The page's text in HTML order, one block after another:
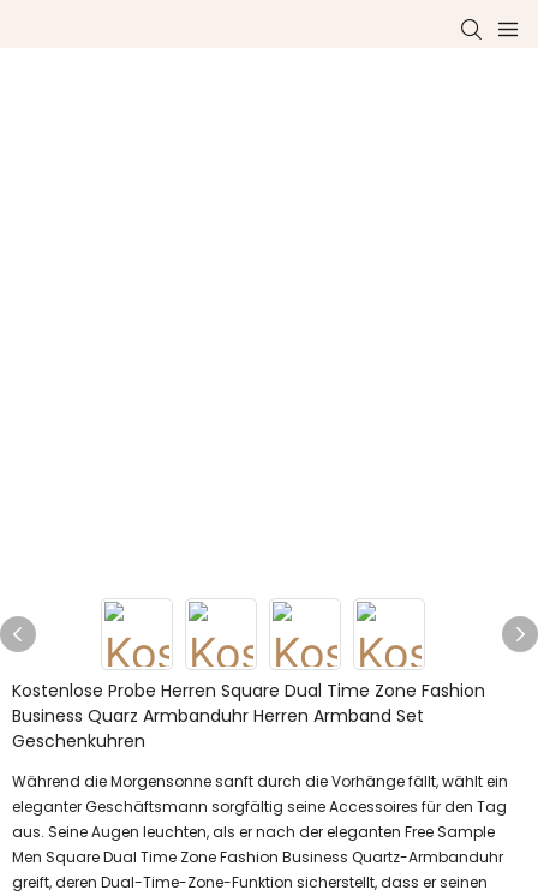
Kostenlose Probe Herren Square Dual Time Zone Fashion
Business Quarz Armbanduhr Herren Armband Set
Geschenkuhren
Während die Morgensonne sanft durch die Vorhänge fällt, wählt ein
eleganter Geschäftsmann sorgfältig seine Accessoires für den Tag
aus. Seine Augen leuchten, als er nach der eleganten Free Sample
Men Square Dual Time Zone Fashion Business Quartz-Armbanduhr
greift, deren Dual-Time-Zone-Funktion sicherstellt, dass er seinen